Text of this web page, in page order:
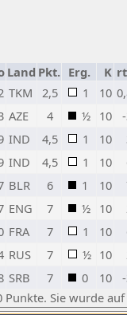
Land Pkt. Erg. K
TKM 2,5 1 10
AZE 4 ½ 10
IND 4,5 1 10
IND 4,5 1 10
BLR 6 1 10
ENG 7 ½ 10
FRA 7 1 10
RUS 7 ½ 10
SRB 7 0 10
Sie wurde